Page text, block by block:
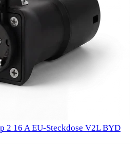
2 16 A EU-Steckdose V2L BYD